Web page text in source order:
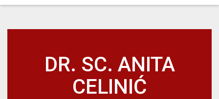
DR. SC. ANITA
CELINIĆ